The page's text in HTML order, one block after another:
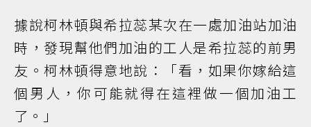
據說柯林頓與希拉蕊某次在一處加油站加油
時，發現幫他們加油的工人是希拉蕊的前男
友。柯林頓得意地說：「看，如果你嫁給這
個男人，你可能就得在這裡做一個加油工
了。」